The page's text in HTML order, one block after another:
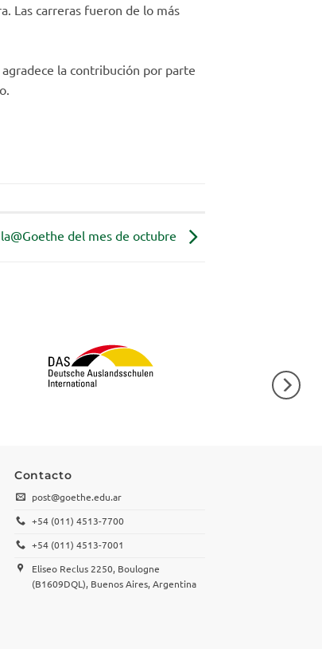
Las carreras fueron de lo más
la contribución por parte
del mes de octubre
Contacto
post@goethe.edu.ar
+54 (011) 4513-7700
+54 (011) 4513-7001
Eliseo Reclus 2250, Boulogne
(B1609DQL), Buenos Aires, Argentina